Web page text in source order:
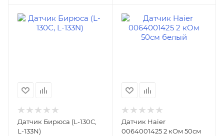
Датчик Бирюса (L-130С,
L-133N)
Датчик Haier
0064001425 2 кОм 50см